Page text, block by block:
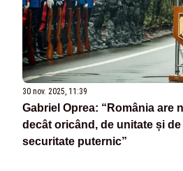
30 nov. 2025, 11:39
Gabriel Oprea: “România are
decât oricând, de unitate și
securitate puternic”